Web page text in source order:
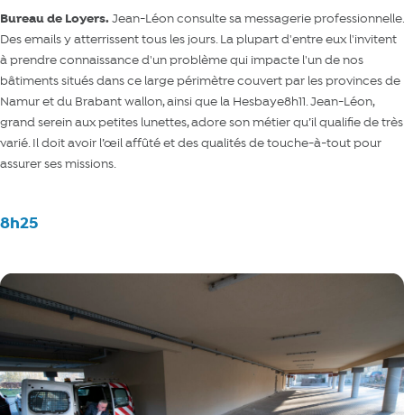
Bureau de Loyers.Jean-Léon consulte sa messagerie professionnelle.
Des emails y atterrissent tous les jours. La plupart d'entre eux l'invitent
à prendre connaissance d'un problème qui impacte l'un de nos
bâtiments situés dans ce large périmètre couvert par les provinces de
Namur et du Brabant wallon, ainsi que la Hesbaye8h11. Jean-Léon,
grand serein aux petites lunettes, adore son métier qu’il qualifie de très
varié. Il doit avoir l’œil affûté et des qualités de touche-à-tout pour
assurer ses missions.
8h25